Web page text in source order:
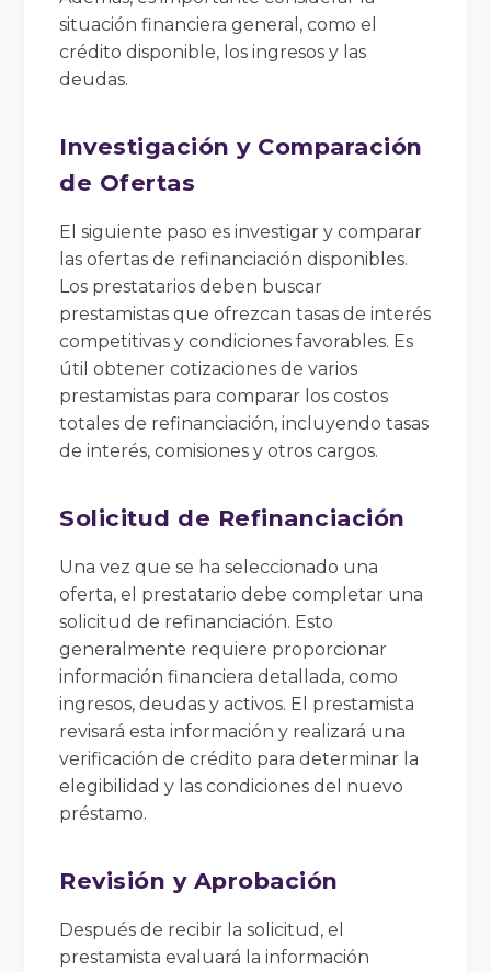
situación financiera general, como el
crédito disponible, los ingresos y las
deudas.
Investigación y Comparación
de Ofertas
El siguiente paso es investigar y comparar
las ofertas de refinanciación disponibles.
Los prestatarios deben buscar
prestamistas que ofrezcan tasas de interés
competitivas y condiciones favorables. Es
útil obtener cotizaciones de varios
prestamistas para comparar los costos
totales de refinanciación, incluyendo tasas
de interés, comisiones y otros cargos.
Solicitud de Refinanciación
Una vez que se ha seleccionado una
oferta, el prestatario debe completar una
solicitud de refinanciación. Esto
generalmente requiere proporcionar
información financiera detallada, como
ingresos, deudas y activos. El prestamista
revisará esta información y realizará una
verificación de crédito para determinar la
elegibilidad y las condiciones del nuevo
préstamo.
Revisión y Aprobación
Después de recibir la solicitud, el
prestamista evaluará la información